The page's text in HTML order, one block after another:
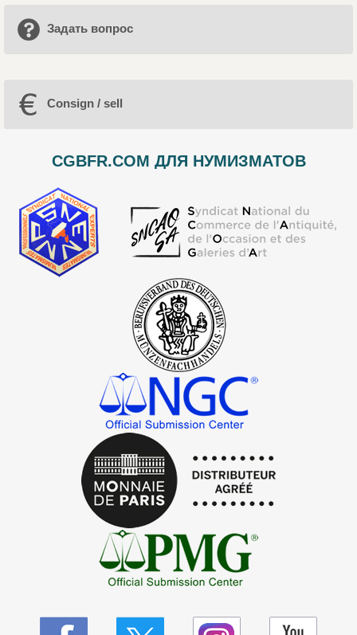
Задать вопрос
Consign / sell
CGBFR.COM ДЛЯ НУМИЗМАТОВ